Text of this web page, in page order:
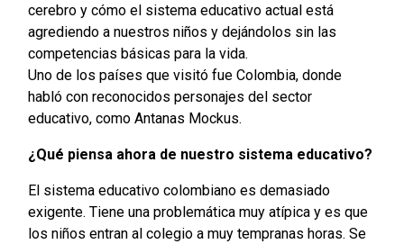
cerebro y cómo el sistema educativo actual está
agrediendo a nuestros niños y dejándolos sin las
competencias básicas para la vida.
Uno de los países que visitó fue Colombia, donde
habló con reconocidos personajes del sector
educativo, como Antanas Mockus.
¿Qué piensa ahora de nuestro sistema educativo?
El sistema educativo colombiano es demasiado
exigente. Tiene una problemática muy atípica y es que
los niños entran al colegio a muy tempranas horas. Se